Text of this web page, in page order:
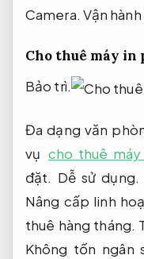
Camera. Vận
Cho thuê máy in
Bảo trì.
Đa dạng văn
vụ cho thuê máy
đặt. Dễ sử dụng.
Nâng cấp linh
thuê hàng tháng.
Không tốn ngân